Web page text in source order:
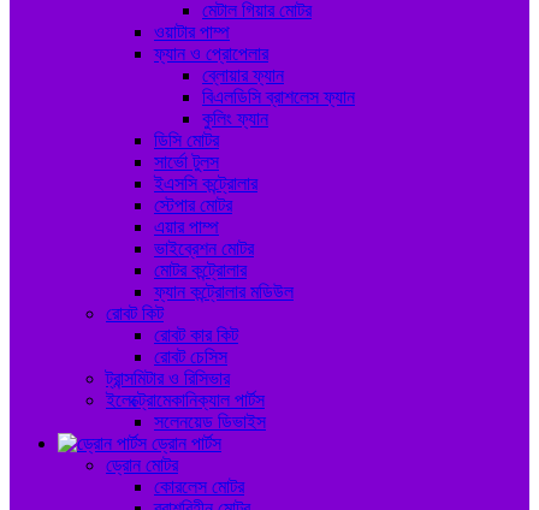
মেটাল গিয়ার মোটর
ওয়াটার পাম্প
ফ্যান ও প্রোপেলার
ব্লোয়ার ফ্যান
বিএলডিসি ব্রাশলেস ফ্যান
কুলিং ফ্যান
ডিসি মোটর
সার্ভো টুলস
ইএসসি কন্ট্রোলার
স্টেপার মোটর
এয়ার পাম্প
ভাইব্রেশন মোটর
মোটর কন্ট্রোলার
ফ্যান কন্ট্রোলার মডিউল
রোবট কিট
রোবট কার কিট
রোবট চেসিস
ট্রান্সমিটার ও রিসিভার
ইলেক্ট্রোমেকানিক্যাল পার্টস
সলেনয়েড ডিভাইস
ড্রোন পার্টস
ড্রোন মোটর
কোরলেস মোটর